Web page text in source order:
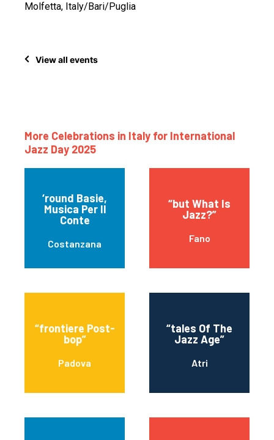
Molfetta, Italy/Bari/Puglia
View all events
More Celebrations in Italy for International
Jazz Day 2025
‘round Basie,
Musica Per Il
Conte
Costanzana
“but What Is
Jazz?”
Fano
“frontiere Post-
bop”
Padova
“tales Of The
Jazz Age”
Atri